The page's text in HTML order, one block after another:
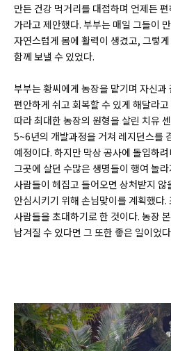
만든 건강 먹거리를 대접하며 언제든
가라고 제안했다. 부부는 매일 그들이
자연스럽게 몸에 활력이 생겼고, 그렇
함께 보낼 수 있었다.
부부는 황씨에게 농장을 맡기며 자신
편안하게 쉬고 회복할 수 있게 해달라
따라 최대한 농장의 원형을 살린 치유
5~6년의 개발과정을 거쳐 레지던스를
예정이다. 하지만 막상 공사에 돌입하
그곳에 살던 수많은 생명들이 행여 놀
사람들이 헤집고 들어오면 상처받지
안심시키기 위해 손님맞이를 계획했다
사람들을 초대하기로 한 것이다. 농장
남겨질 수 있다면 그 또한 좋은 일이었